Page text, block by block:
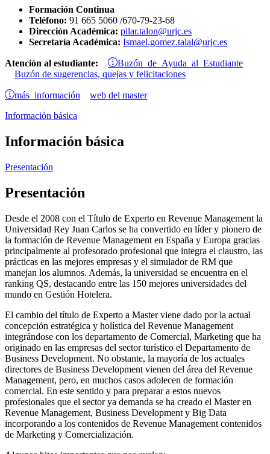
Formación Continua
Teléfono: 91 665 5060 /670-79-23-68
Dirección Académica: pilar.talon@urjc.es
Secretaría Académica: Ismael.gomez.talal@urjc.es
Atención al estudiante: Buzón de Ayuda al Estudiante
Buzón de sugerencias, quejas y felicitaciones
más información
web del master
Información básica
Información básica
Presentación
Presentación
Desde el 2008 con el Título de Experto en Revenue Management la
Universidad Rey Juan Carlos se ha convertido en líder y pionero de
la formación de Revenue Management en España y Europa gracias
principalmente al profesorado profesional que integra el claustro, las
prácticas en las mejores empresas y el simulador de RM que
manejan los alumnos. Además, la universidad se encuentra en el
ranking QS, destacando entre las 150 mejores universidades del
mundo en Gestión Hotelera.
El cambio del título de Experto a Master viene dado por la actual
concepción estratégica y holística del Revenue Management
integrándose con los departamento de Comercial, Marketing que ha
originado en las empresas del sector turístico el Departamento de
Business Development. No obstante, la mayoría de los actuales
directores de Business Development vienen del área del Revenue
Management, pero, en muchos casos adolecen de formación
comercial. En este sentido y para preparar a estos nuevos
profesionales que el sector ya demanda se ha creado el Master en
Revenue Management, Business Development y Big Data
incorporando a los contenidos de Revenue Management contenidos
de Marketing y Comercialización.